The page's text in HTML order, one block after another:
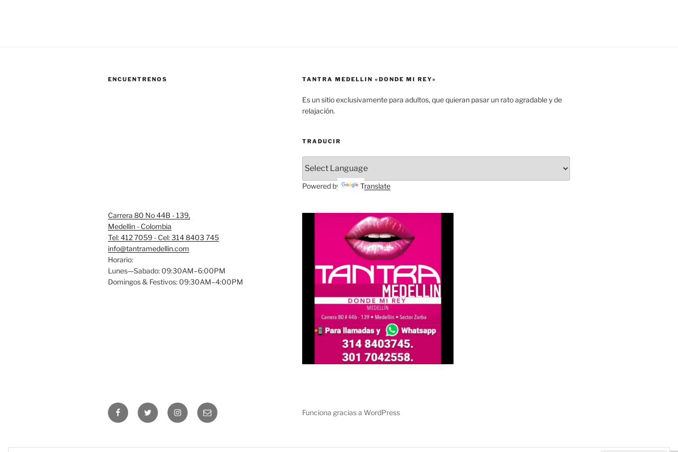
ENCUENTRENOS
Carrera 80 No 44B - 139,
Medellin - Colombia
Tel: 412 7059 - Cel: 314 8403 745
info@tantramedellin.com
Horario:
Lunes—Sabado: 09:30AM–6:00PM
Domingos & Festivos: 09:30AM–4:00PM
TANTRA MEDELLIN «DONDE MI REY»
Es un sitio exclusivamente para adultos, que quieran pasar un rato agradable y de
relajación.
TRADUCIR
Powered by Translate
FacebookTwitter InstagramEmail Funciona gracias a WordPress